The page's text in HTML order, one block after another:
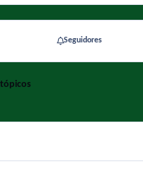
Seguidores